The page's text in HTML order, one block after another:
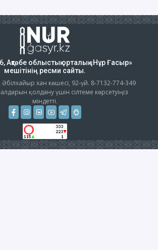
Ақтөбе облыстық орталық «Нұр Ғасыр»
мешітінің ресми сайты.
хан көшесі, 92-үй. 8-7132-774-349
қолдану үшін сілтеме көрсетуіңіз
міндетті.